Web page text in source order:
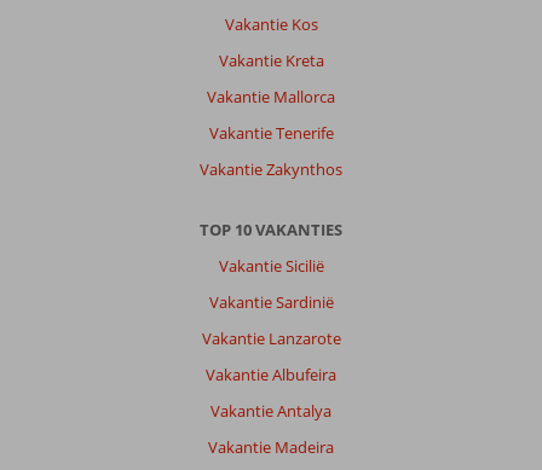
Vakantie Kos
Vakantie Kreta
Vakantie Mallorca
Vakantie Tenerife
Vakantie Zakynthos
TOP 10 VAKANTIES
Vakantie Sicilië
Vakantie Sardinië
Vakantie Lanzarote
Vakantie Albufeira
Vakantie Antalya
Vakantie Madeira